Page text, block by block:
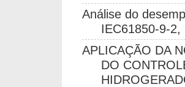
Análise do
IEC61850-9-
APLICAÇÃO DA
DO